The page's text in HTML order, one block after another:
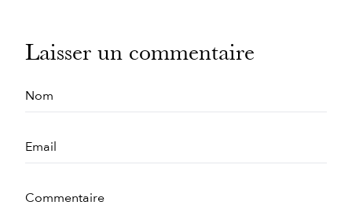
Laisser un commentaire